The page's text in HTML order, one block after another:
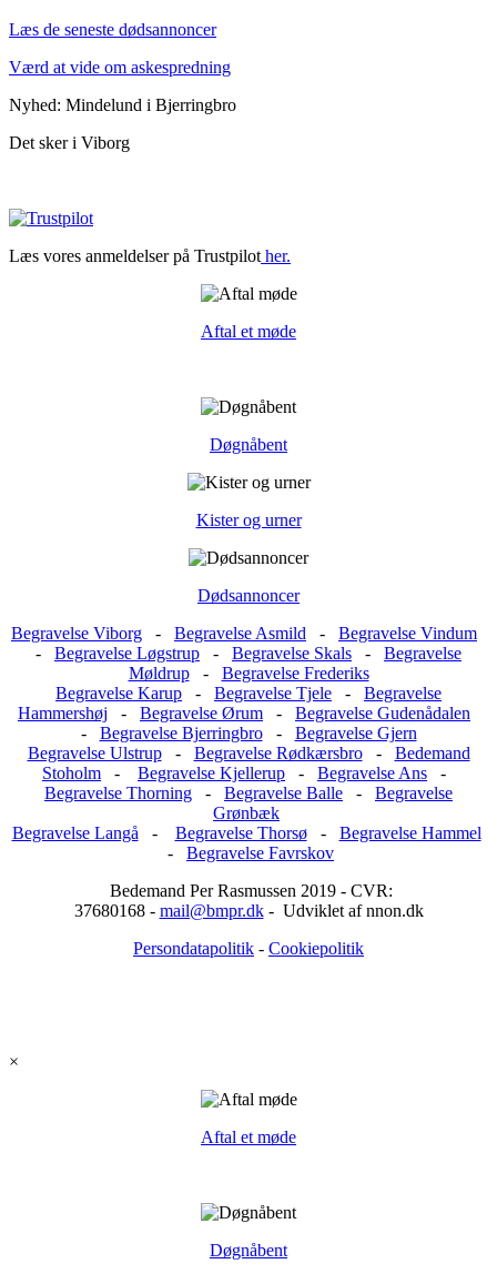
Læs de seneste dødsannoncer
Værd at vide om askespredning
Nyhed: Mindelund i Bjerringbro
Det sker i Viborg
Læs vores anmeldelser på Trustpilot her.
Aftal et møde
Døgnåbent
Kister og urner
Dødsannoncer
Begravelse Viborg - Begravelse Asmild - Begravelse Vindum
- Begravelse Løgstrup - Begravelse Skals - Begravelse
Møldrup- Begravelse Frederiks
Begravelse Karup - Begravelse Tjele - Begravelse
Hammershøj - Begravelse Ørum - Begravelse Gudenådalen
- Begravelse Bjerringbro- Begravelse Gjern
Begravelse Ulstrup- Begravelse Rødkærsbro- Bedemand
Stoholm - Begravelse Kjellerup - Begravelse Ans -
Begravelse Thorning - Begravelse Balle - Begravelse
Grønbæk
Begravelse Langå - Begravelse Thorsø- Begravelse Hammel
- Begravelse Favrskov
Bedemand Per Rasmussen 2019 - CVR:
37680168 - mail@bmpr.dk- Udviklet af nnon.dk
Persondatapolitik - Cookiepolitik
×
Aftal et møde
Døgnåbent